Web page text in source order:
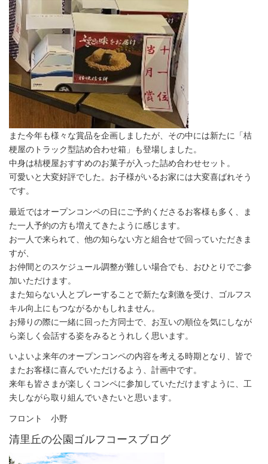
また今年も様々な賞品を企画しましたが、その中には新たに「桔
梗屋のトラック型詰め合わせ箱」も登場しました。
中身は桔梗屋おすすめのお菓子が入った詰め合わせセット。
可愛いと大変好評でした。お子様がいるお家には大変喜ばれそう
です。
最近ではオープンコンペの日にご予約くださるお客様も多く、ま
た一人予約の方も増えてきたように感じます。
お一人で来られて、他の知らない方と組合せで回っていただきま
すが、
お仲間とのスケジュール調整が難しい場合でも、おひとりでご参
加いただけます。
また知らない人とプレーすることで新たな刺激を受け、ゴルフス
キル向上にもつながるかもしれません。
お帰りの際に一緒に回った方同士で、お互いの順位を気にしなが
ら楽しく会話する姿をみるとうれしく思います。
いよいよ来年のオープンコンペの内容を考える時期となり、皆で
またお客様に喜んでいただけるよう、計画中です。
来年も皆さまが楽しくコンペに参加していただけますように、工
夫しながら取り組んでいきたいと思います。
フロント 小野
清里丘の公園ゴルフコースブログ